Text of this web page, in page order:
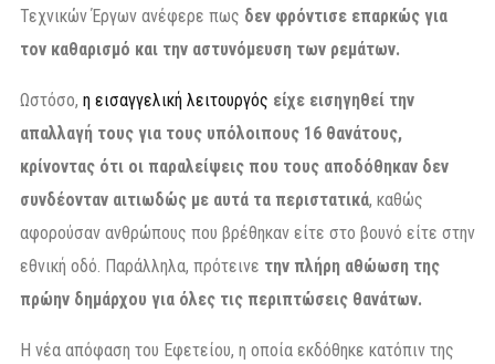
Τεχνικών Έργων ανέφερε πως δεν φρόντισε επαρκώς για
τον καθαρισμό και την αστυνόμευση των ρεμάτων.
Ωστόσο, η εισαγγελική λειτουργός είχε εισηγηθεί την
απαλλαγή τους για τους υπόλοιπους 16 θανάτους,
κρίνοντας ότι οι παραλείψεις που τους αποδόθηκαν δεν
συνδέονταν αιτιωδώς με αυτά τα περιστατικά, καθώς
αφορούσαν ανθρώπους που βρέθηκαν είτε στο βουνό είτε στην
εθνική οδό. Παράλληλα, πρότεινε την πλήρη αθώωση της
πρώην δημάρχου για όλες τις περιπτώσεις θανάτων.
Η νέα απόφαση του Εφετείου, η οποία εκδόθηκε κατόπιν της